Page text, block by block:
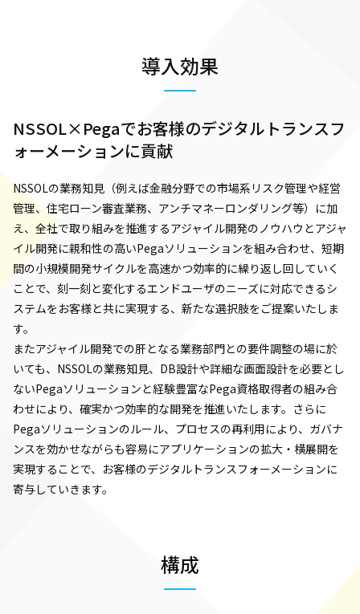
導入効果
NSSOL×Pegaでお客様のデジタルトランスフ
ォーメーションに貢献
NSSOLの業務知見（例えば金融分野での市場系リスク管理や経営
管理、住宅ローン審査業務、アンチマネーロンダリング等）に加
え、全社で取り組みを推進するアジャイル開発のノウハウとアジャ
イル開発に親和性の高いPegaソリューションを組み合わせ、短期
間の小規模開発サイクルを高速かつ効率的に繰り返し回していく
ことで、刻一刻と変化するエンドユーザのニーズに対応できるシ
ステムをお客様と共に実現する、新たな選択肢をご提案いたしま
す。
またアジャイル開発での肝となる業務部門との要件調整の場に於
いても、NSSOLの業務知見、DB設計や詳細な画面設計を必要とし
ないPegaソリューションと経験豊富なPega資格取得者の組み合
わせにより、確実かつ効率的な開発を推進いたします。さらに
Pegaソリューションのルール、プロセスの再利用により、ガバナ
ンスを効かせながらも容易にアプリケーションの拡大・横展開を
実現することで、お客様のデジタルトランスフォーメーションに
寄与していきます。
構成